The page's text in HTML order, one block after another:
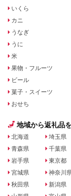
いくら
カニ
うなぎ
うに
米
果物・フルーツ
ビール
菓子・スイーツ
おせち
地域から返礼品
北海道
青森県
岩手県
宮城県
秋田県
埼玉県
千葉県
東京都
神奈川
新潟県